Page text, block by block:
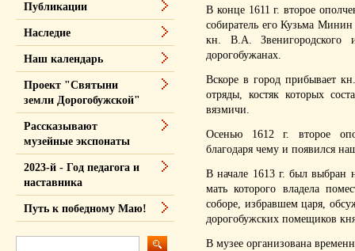
В конце 1611 г. второе
собиратель его Кузьма
кн. В.А.
дорогобужанах.
Вскоре в город прибывает
отряды, костяк которых
вязмичи.
Осенью 1612 г. второе
благодаря чему и появился
В начале 1613 г. был
мать которого владела
соборе, избравшем царя,
дорогобужских помещиков
В музее организована
Публикации
Наследие
Наш календарь
Проект "Святыни
земли Дорогобужской"
Рассказывают
музейные экспонаты
2023-й - Год педагога и
наставника
Путь к победному Маю!